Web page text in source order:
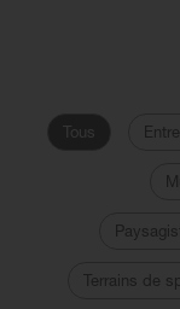
Tous
Terrains de